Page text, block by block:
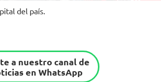
del país.
a nuestro canal de
en WhatsApp